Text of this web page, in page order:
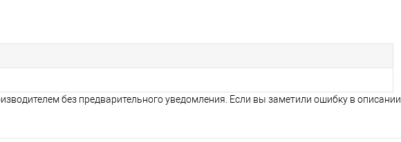
без предварительного уведомления. Если вы заметили ошибку в описании,